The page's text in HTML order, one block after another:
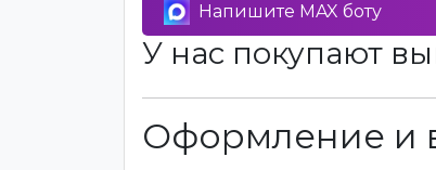
Напишите MAX боту
У нас покупают
Оформление и